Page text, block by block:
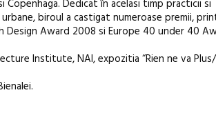
Dedicat în acelasi timp practicii si
biroul a castigat numeroase premii,
Design Award 2008 si Europe 40 under 40
Institute, NAI, expozitia “Rien ne va
revine la Eforie Sud
ediție